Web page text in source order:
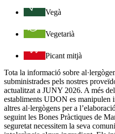
Vegà
Vegetarià
Picant mitjà
Tota la informació sobre
subministrades pels nostres
actualitzat a JUNY 2026. A més
establiments UDON es manipulen
altres al·lergògens per a
seguint les Bones Pràctiques de
seguretat necessitem la seva